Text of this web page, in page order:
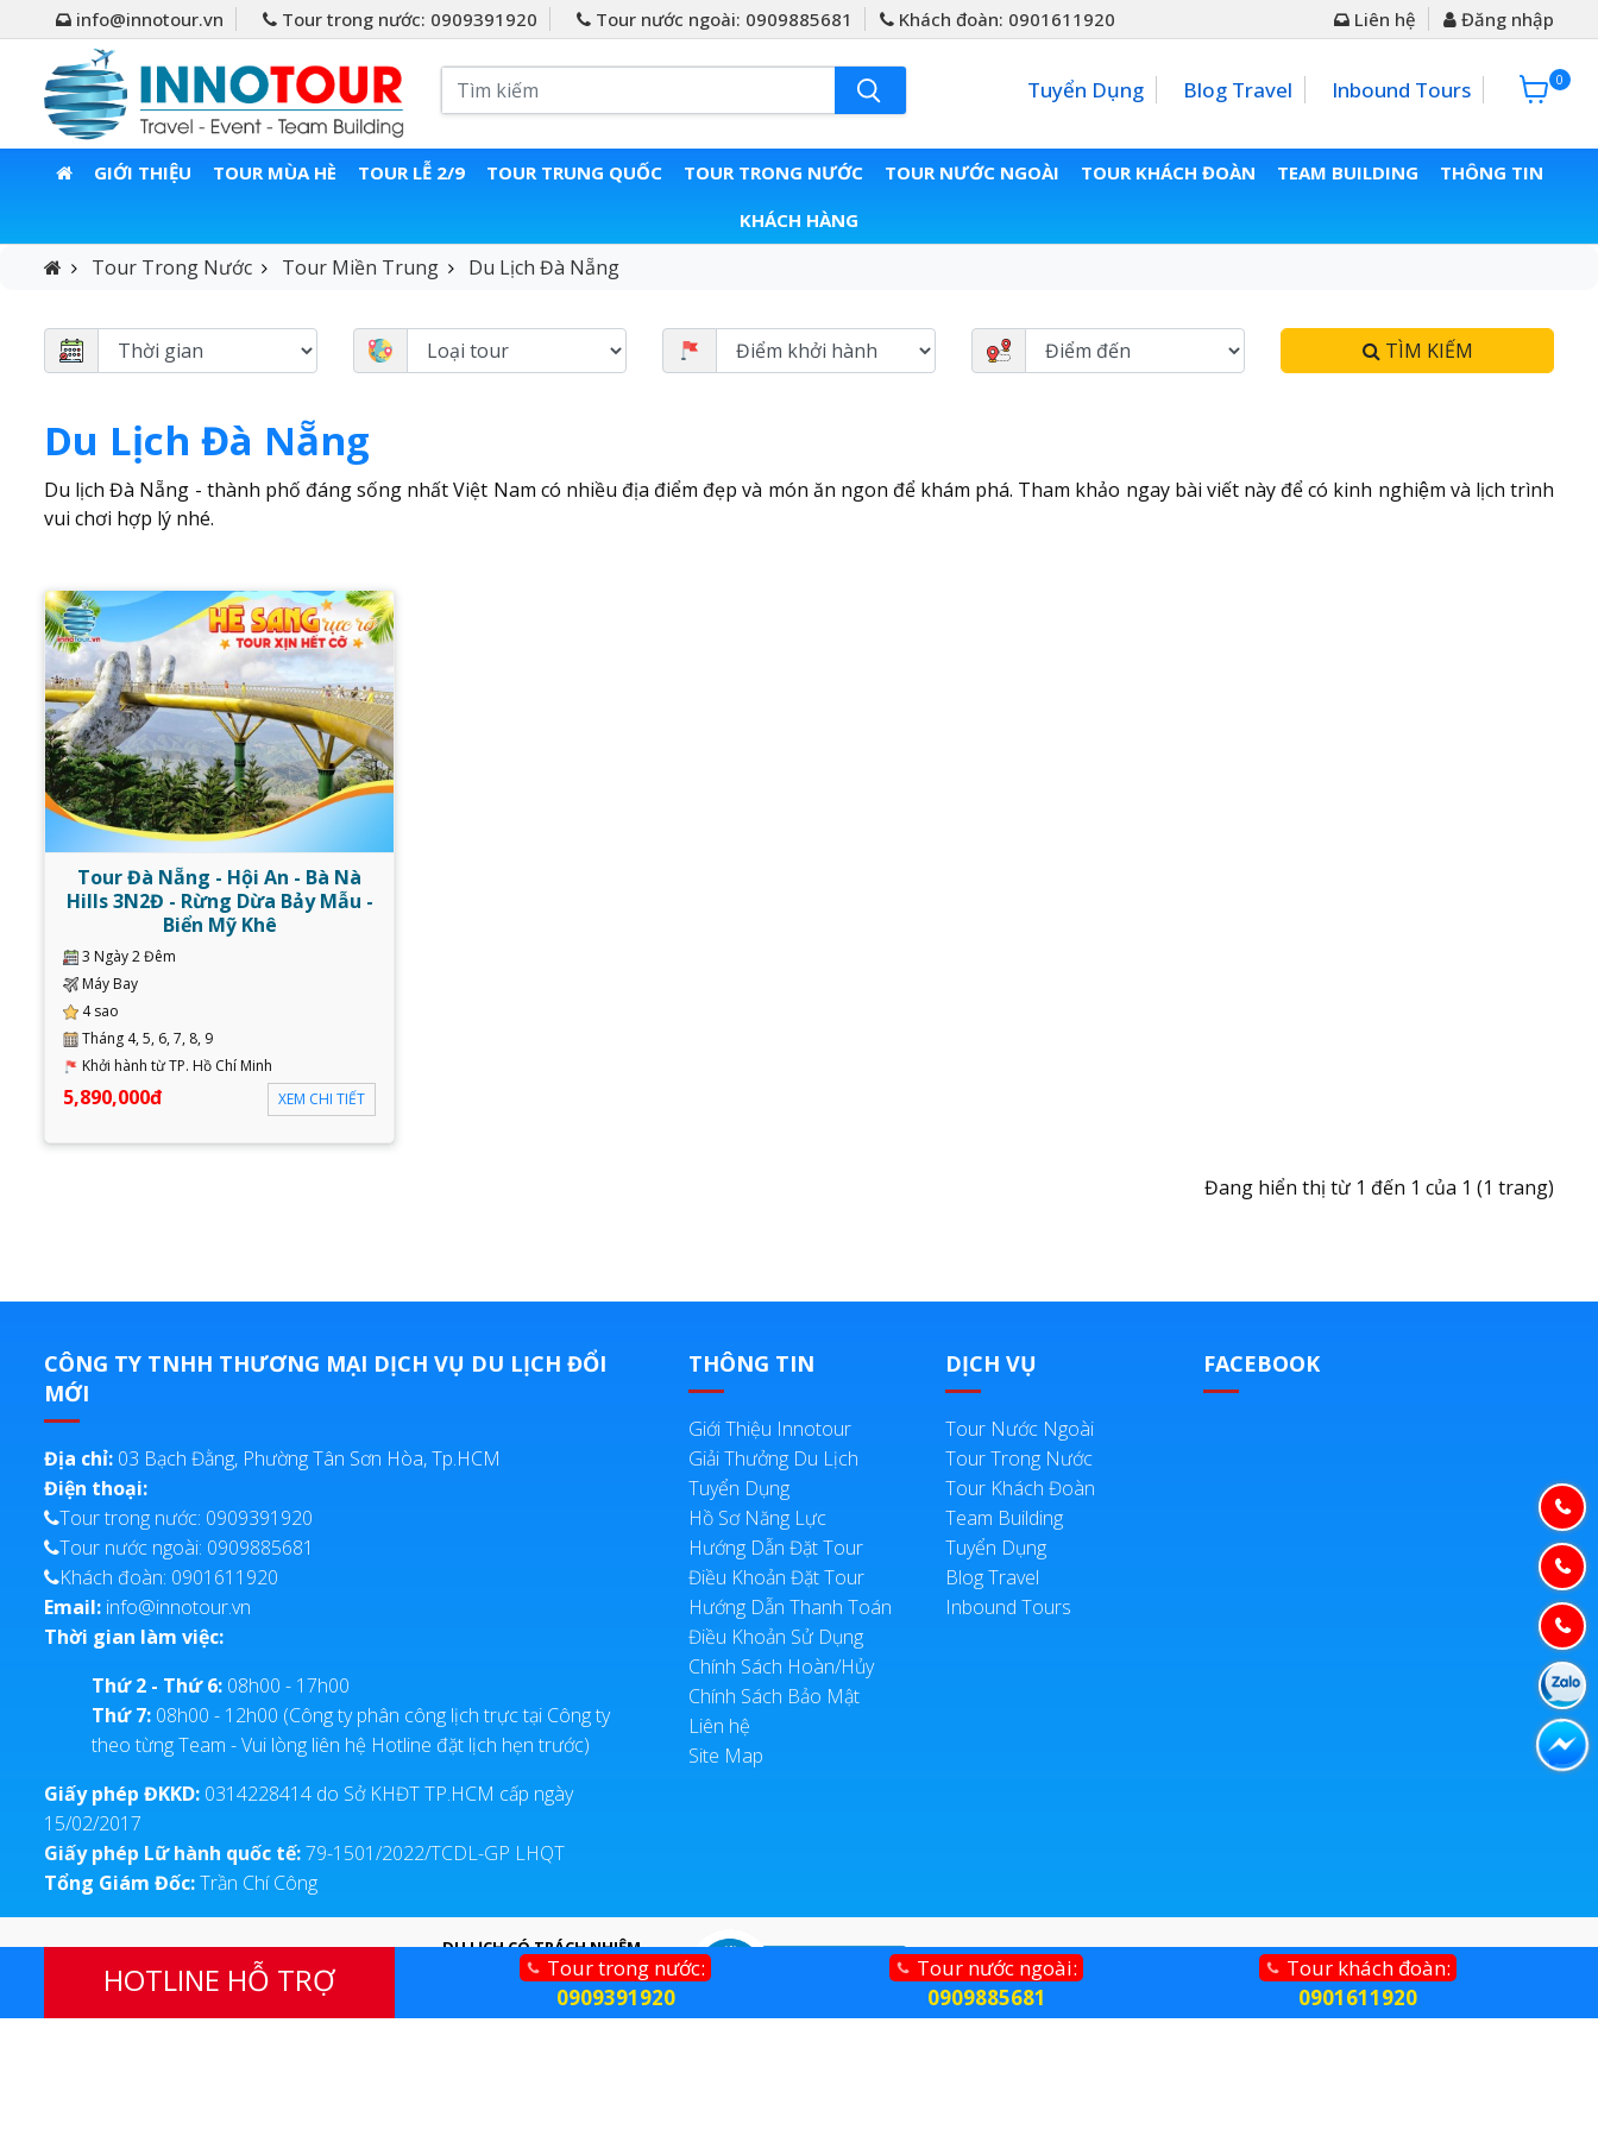
info@innotour.vn Tour trong nước: 0909391920 Tour nước ngoài: 0909885681 Khách đoàn: 0901611920 Liên hệ Đăng nhập
Tuyển Dụng Blog Travel Inbound Tours 0 0đ
GIỚI THIỆU TOUR MÙA HÈ TOUR LỄ 2/9 TOUR TRUNG QUỐC TOUR TRONG NƯỚC TOUR NƯỚC NGOÀI TOUR KHÁCH ĐOÀN TEAM BUILDING
THÔNG TIN
KHÁCH HÀNG
Tour Trong Nước Tour Miền Trung Du Lịch Đà Nẵng
TÌM KIẾM
Du Lịch Đà Nẵng
Du lịch Đà Nẵng - thành phố đáng sống nhất Việt Nam có nhiều địa điểm đẹp và món ăn ngon để khám phá. Tham khảo ngay bài viết này để có kinh nghiệm và lịch trình
vui chơi hợp lý nhé.
Tour Đà Nẵng - Hội An - Bà Nà
Hills 3N2Đ - Rừng Dừa Bảy Mẫu -
Biển Mỹ Khê
3 Ngày 2 Đêm
Máy Bay
4 sao
Tháng 4, 5, 6, 7, 8, 9
Khởi hành từ TP. Hồ Chí Minh
5,890,000đ XEM CHI TIẾT
Đang hiển thị từ 1 đến 1 của 1 (1 trang)
HOTLINE HỖ TRỢ
Tour trong nước:
0909391920
Tour nước ngoài:
0909885681
Tour khách đoàn:
0901611920
CÔNG TY TNHH THƯƠNG MẠI DỊCH VỤ DU LỊCH ĐỔI
MỚI
Địa chỉ: 03 Bạch Đằng, Phường Tân Sơn Hòa, Tp.HCM
Điện thoại:
Tour trong nước: 0909391920
Tour nước ngoài: 0909885681
Khách đoàn: 0901611920
Email: info@innotour.vn
Thời gian làm việc:
Thứ 2 - Thứ 6: 08h00 - 17h00
Thứ 7: 08h00 - 12h00 (Công ty phân công lịch trực tại Công ty
theo từng Team - Vui lòng liên hệ Hotline đặt lịch hẹn trước)
Giấy phép ĐKKD: 0314228414 do Sở KHĐT TP.HCM cấp ngày
15/02/2017
Giấy phép Lữ hành quốc tế:79-1501/2022/TCDL-GP LHQT
Tổng Giám Đốc:Trần Chí Công
THÔNG TIN
Giới Thiệu Innotour
Giải Thưởng Du Lịch
Tuyển Dụng
Hồ Sơ Năng Lực
Hướng Dẫn Đặt Tour
Điều Khoản Đặt Tour
Hướng Dẫn Thanh Toán
Điều Khoản Sử Dụng
Chính Sách Hoàn/Hủy
Chính Sách Bảo Mật
Liên hệ
Site Map
DỊCH VỤ
Tour Nước Ngoài
Tour Trong Nước
Tour Khách Đoàn
Team Building
Tuyển Dụng
Blog Travel
Inbound Tours
FACEBOOK
DU LỊCH CÓ TRÁCH NHIỆM